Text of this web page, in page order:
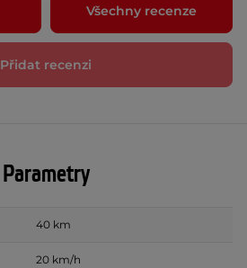
Všechny recenze
Přidat recenzi
Parametry
40 km
20 km/h